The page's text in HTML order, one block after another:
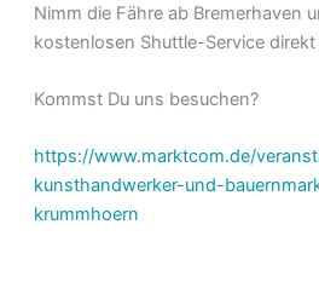
Nimm die Fähre ab Bremerhaven
kostenlosen Shuttle-Service
Kommst Du uns besuchen?
https://www.marktcom.de/
kunsthandwerker-und-
krummhoern